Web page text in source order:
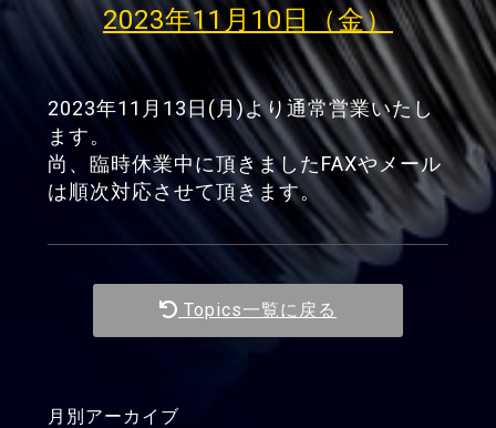
2023年11月10日（金）
2023年11月13日(月)より通常営業いたし
ます。
尚、臨時休業中に頂きましたFAXやメール
は順次対応させて頂きます。
Topics一覧に戻る
月別アーカイブ